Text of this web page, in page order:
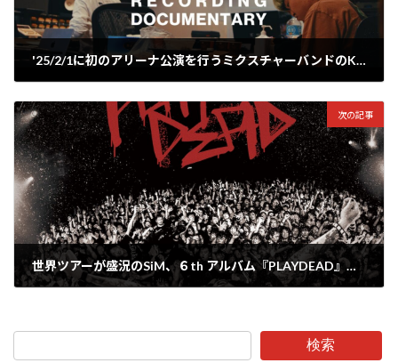
'25/2/1に初のアリーナ公演を行うミクスチャーバンドのKroi、新曲『Jewel』のRec Documentary映像を公開
次の記事
世界ツアーが盛況のSiM、６th アルバム『PLAYDEAD』のデラックス盤を12/25にリリース決定！
検索